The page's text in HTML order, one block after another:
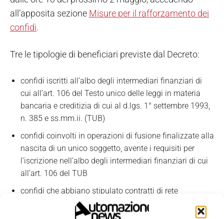
all’apposita sezione Misure per il rafforzamento dei
confidi.
Tre le tipologie di beneficiari previste dal Decreto:
confidi iscritti all’albo degli intermediari finanziari di
cui all’art. 106 del Testo unico delle leggi in materia
bancaria e creditizia di cui al d.lgs. 1° settembre 1993,
n. 385 e ss.mm.ii. (TUB)
confidi coinvolti in operazioni di fusione finalizzate alla
nascita di un unico soggetto, avente i requisiti per
l’iscrizione nell’albo degli intermediari finanziari di cui
all’art. 106 del TUB
confidi che abbiano stipulato contratti di rete
finalizzati al miglioramento dell’efficienza e
dell’efficacia operativa dei confidi aderenti e che